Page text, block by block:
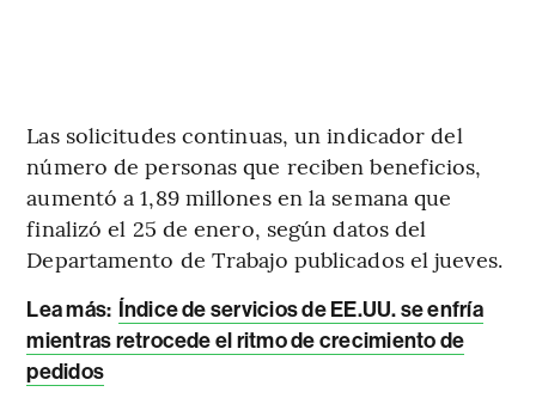
Las solicitudes continuas, un indicador del
número de personas que reciben beneficios,
aumentó a 1,89 millones en la semana que
finalizó el 25 de enero, según datos del
Departamento de Trabajo publicados el jueves.
Lea más: Índice de servicios de EE.UU. se enfría
mientras retrocede el ritmo de crecimiento de
pedidos